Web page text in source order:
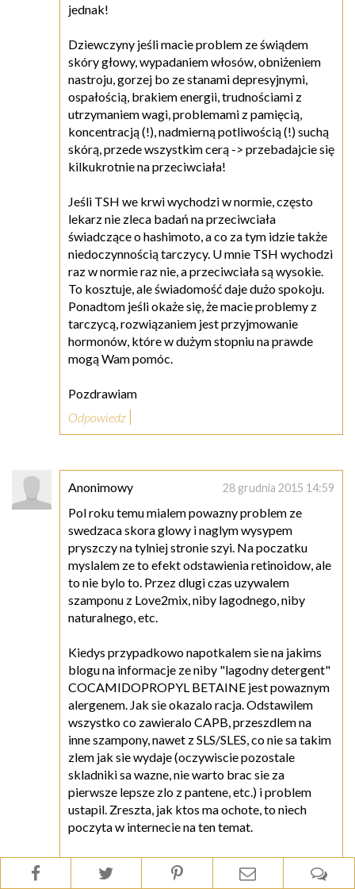
jednak!
Dziewczyny jeśli macie problem ze świądem
skóry głowy, wypadaniem włosów, obniżeniem
nastroju, gorzej bo ze stanami depresyjnymi,
ospałością, brakiem energii, trudnościami z
utrzymaniem wagi, problemami z pamięcią,
koncentracją (!), nadmierną potliwością (!) suchą
skórą, przede wszystkim cerą -> przebadajcie się
kilkukrotnie na przeciwciała!
Jeśli TSH we krwi wychodzi w normie, często
lekarz nie zleca badań na przeciwciała
świadczące o hashimoto, a co za tym idzie także
niedoczynnością tarczycy. U mnie TSH wychodzi
raz w normie raz nie, a przeciwciała są wysokie.
To kosztuje, ale świadomość daje dużo spokoju.
Ponadtom jeśli okaże się, że macie problemy z
tarczycą, rozwiązaniem jest przyjmowanie
hormonów, które w dużym stopniu na prawde
mogą Wam pomóc.
Pozdrawiam
Odpowiedz
Anonimowy 28 grudnia 2015 14:59
Pol roku temu mialem powazny problem ze
swedzaca skora glowy i naglym wysypem
pryszczy na tylniej stronie szyi. Na poczatku
myslalem ze to efekt odstawienia retinoidow, ale
to nie bylo to. Przez dlugi czas uzywalem
szamponu z Love2mix, niby lagodnego, niby
naturalnego, etc.
Kiedys przypadkowo napotkalem sie na jakims
blogu na informacje ze niby "lagodny detergent"
COCAMIDOPROPYL BETAINE jest powaznym
alergenem. Jak sie okazalo racja. Odstawilem
wszystko co zawieralo CAPB, przeszdlem na
inne szampony, nawet z SLS/SLES, co nie sa takim
zlem jak sie wydaje (oczywiscie pozostale
skladniki sa wazne, nie warto brac sie za
pierwsze lepsze zlo z pantene, etc.) i problem
ustapil. Zreszta, jak ktos ma ochote, to niech
poczyta w internecie na ten temat.
Mam nadzieje ze komus moglem pomoc, a jak
nie, to sie ciesze ze u nikogo nie spowodowal on